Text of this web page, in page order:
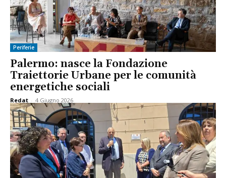
Periferie
Palermo: nasce la Fondazione
Traiettorie Urbane per le comunità
energetiche sociali
Redat - 4 Giugno 2026